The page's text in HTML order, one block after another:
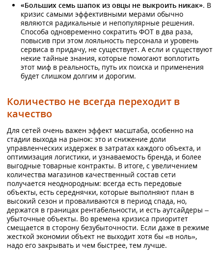
«Больших семь шапок из овцы не выкроить никак». В
кризис самыми эффективными мерами обычно
являются радикальные и непопулярные решения.
Способа одновременно сократить ФОТ в два раза,
повысив при этом лояльность персонала и уровень
сервиса в придачу, не существует. А если и существуют
некие тайные знания, которые помогают воплотить
этот миф в реальность, путь их поиска и применения
будет слишком долгим и дорогим.
Количество не всегда переходит в
качество
Для сетей очень важен эффект масштаба, особенно на
стадии выхода на рынок: это и снижение доли
управленческих издержек в затратах каждого объекта, и
оптимизация логистики, и узнаваемость бренда, и более
выгодные товарные контракты. В итоге, с увеличением
количества магазинов качественный состав сети
получается неоднородным: всегда есть передовые
объекты, есть середнячки, которые выполняют план в
высокий сезон и проваливаются в период спада, но,
держатся в границах рентабельности, и есть аутсайдеры –
убыточные объекты. Во времена кризиса приоритет
смещается в сторону безубыточности. Если даже в режиме
жесткой экономии объект не выходит хотя бы «в ноль»,
надо его закрывать и чем быстрее, тем лучше.